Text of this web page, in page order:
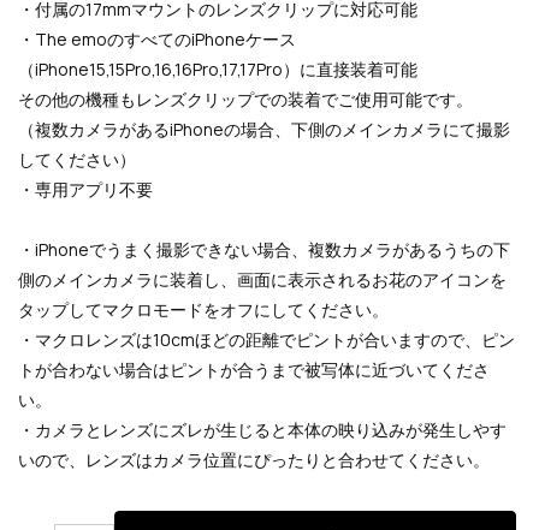
・付属の17mmマウントのレンズクリップに対応可能
・The emoのすべてのiPhoneケース
（iPhone15,15Pro,16,16Pro,17,17Pro）に直接装着可能
その他の機種もレンズクリップでの装着でご使用可能です。
（複数カメラがあるiPhoneの場合、下側のメインカメラにて撮影
してください）
・専用アプリ不要
・iPhoneでうまく撮影できない場合、複数カメラがあるうちの下
側のメインカメラに装着し、画面に表示されるお花のアイコンを
タップしてマクロモードをオフにしてください。
・マクロレンズは10cmほどの距離でピントが合いますので、ピン
トが合わない場合はピントが合うまで被写体に近づいてくださ
い。
・カメラとレンズにズレが生じると本体の映り込みが発生しやす
いので、レンズはカメラ位置にぴったりと合わせてください。